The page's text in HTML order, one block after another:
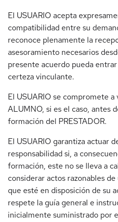
El USUARIO acepta
compatibilidad entre su
reconoce plenamente la
asesoramiento necesarios
presente acuerdo pueda
certeza vinculante.
El USUARIO se compromete
ALUMNO, si es el caso, antes
formación del PRESTADOR.
El USUARIO garantiza actuar
responsabilidad si, a
formación, este no se lleva a
considerar actos razonables
que esté en disposición de su
respete la guía general e
inicialmente suministrado por